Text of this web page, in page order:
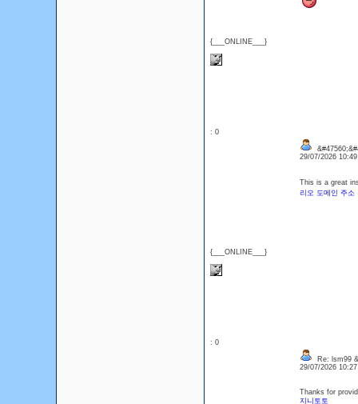
{___ONLINE___}
: 0
{___ONLINE___}
29/07/2026
This is a great
리오 도메인 주소
: 0
Re: lsm99
29/07/2026
Thanks for
지니토토